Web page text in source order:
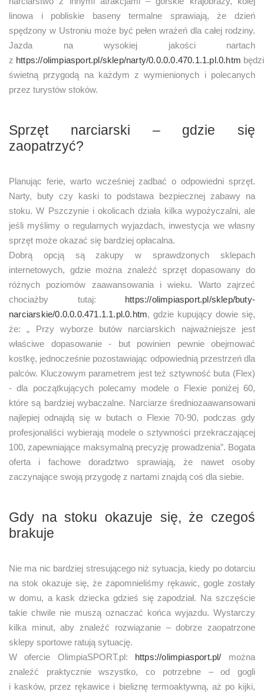
linowa i pobliskie baseny termalne sprawiają, że dzień
spędzony w Ustroniu może być pełen wrażeń dla całej rodziny.
Jazda na wysokiej jakości nartach
z https://olimpiasport.pl/sklep/narty/0.0.0.0.470.1.1.pl.0.htm
świetną przygodą na każdym z wymienionych i polecanych
przez turystów stoków.
Sprzęt narciarski – gdzie się
zaopatrzyć?
Planując ferie, warto wcześniej zadbać o odpowiedni sprzęt.
Narty, buty czy kaski to podstawa bezpiecznej zabawy na
stoku. W Pszczynie i okolicach działa kilka wypożyczalni, ale
jeśli myślimy o regularnych wyjazdach, inwestycja we własny
sprzęt może okazać się bardziej opłacalna.
Dobrą opcją są zakupy w sprawdzonych sklepach
internetowych, gdzie można znaleźć sprzęt dopasowany do
różnych poziomów zaawansowania i wieku. Warto zajrzeć
chociażby tutaj: https://olimpiasport.pl/sklep/buty-
narciarskie/0.0.0.0.471.1.1.pl.0.htm, gdzie kupujący dowie się,
że: „ Przy wyborze butów narciarskich najważniejsze jest
właściwe dopasowanie - but powinien pewnie obejmować
kostkę, jednocześnie pozostawiając odpowiednią przestrzeń dla
palców. Kluczowym parametrem jest też sztywność buta (Flex)
- dla początkujących polecamy modele o Flexie poniżej 60,
które są bardziej wybaczalne. Narciarze średniozaawansowani
najlepiej odnajdą się w butach o Flexie 70-90, podczas gdy
profesjonaliści wybierają modele o sztywności przekraczającej
100, zapewniające maksymalną precyzję prowadzenia”. Bogata
oferta i fachowe doradztwo sprawiają, że nawet osoby
zaczynające swoją przygodę z nartami znajdą coś dla siebie.
Gdy na stoku okazuje się, że czegoś
brakuje
Nie ma nic bardziej stresującego niż sytuacja, kiedy po dotarciu
na stok okazuje się, że zapomnieliśmy rękawic, gogle zostały
w domu, a kask dziecka gdzieś się zapodział. Na szczęście
takie chwile nie muszą oznaczać końca wyjazdu. Wystarczy
kilka minut, aby znaleźć rozwiązanie – dobrze zaopatrzone
sklepy sportowe ratują sytuację.
W ofercie OlimpiaSPORT.pl: https://olimpiasport.pl/ można
znaleźć praktycznie wszystko, co potrzebne – od gogli
i kasków, przez rękawice i bieliznę termoaktywną, aż po kijki,